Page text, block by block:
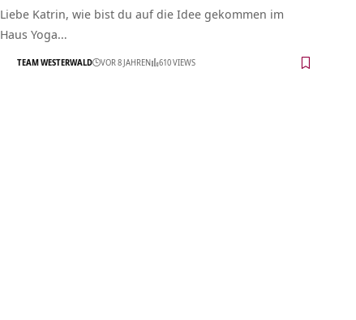
Liebe Katrin, wie bist du auf die Idee gekommen im
Haus Yoga…
TEAM WESTERWALD VOR 8 JAHREN 610 VIEWS